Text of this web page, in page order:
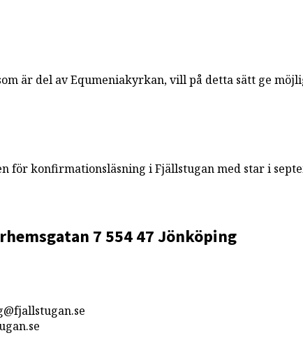
är del av Equmeniakyrkan, vill på detta sätt ge
för konfirmationsläsning i Fjällstugan med star i
7554 47 Jönköping